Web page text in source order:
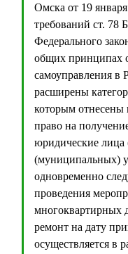
Омска от 19
требований ст.
Федерального
общих принципах
самоуправления в
расширены
которым
право на
юридические лица
(муниципальных)
одновременно
проведения
многоквартирных
ремонт на дату
осуществляется в